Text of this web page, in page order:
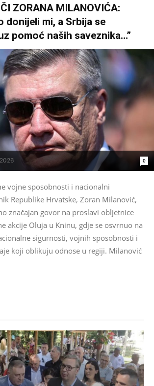
ZORANA MILANOVIĆA:
donijeli mi, a Srbija se
pomoć naših saveznika…”
0
vojne sposobnosti i nacionalni
Republike Hrvatske, Zoran Milanović,
značajan govor na proslavi obljetnice
akcije Oluja u Kninu, gdje se osvrnuo na
sigurnosti, vojnih sposobnosti i
koji oblikuju odnose u regiji. Milanović